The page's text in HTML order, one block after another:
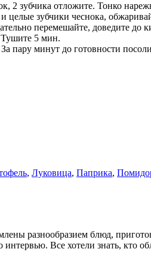
2 зубчика отложите. Тонко
целые зубчики чеснока,
перемешайте, доведите
Тушите 5 мин.
минут до готовности
, Луковица, Паприка,
разнообразием блюд,
Все хотели знать, кто